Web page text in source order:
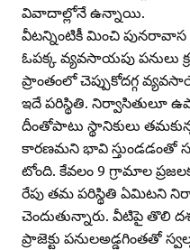
వివాదాల్లోనే ఉన్నాయి.
వీటన్నింటికీ మించి పునరావాస
ఓపక్క వ్యవసాయపు
ప్రాంతంలో చెప్పుకోదగ్గ
ఇదే పరిస్థితి. నిర్వాసితులూ
దీంతోపాటు స్థానికులు
కారణమని భావి స్తుండడంతో
టోంది. కేవలం 9 గ్రామాల
రేపు తమ పరిస్థితి ఏమిటని
చెందుతున్నారు. వీటిపై తొలి దశ
ప్రాజెక్టు